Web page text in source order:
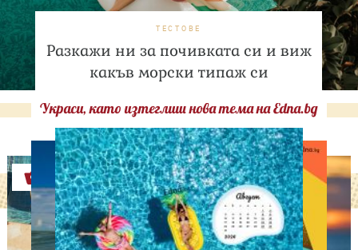
ТЕСТОВЕ
Разкажи ни за почивката си и виж
какъв морски типаж си
Украси, като изтеглиш нова тема на Edna.bg
Оферти
ИЗВЕСТНИ